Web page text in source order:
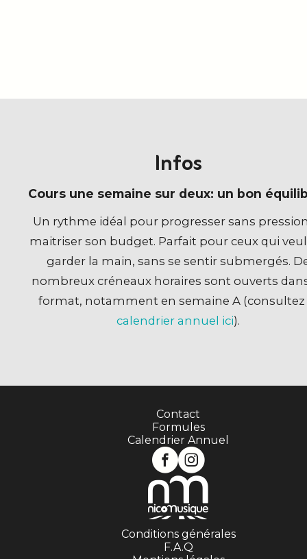
Infos
Cours une semaine sur deux: un bon
Un rythme idéal pour progresser sans
maitriser son budget. Parfait pour ceux qui
garder la main, sans se sentir submergés.
nombreux créneaux horaires sont ouverts
format, notamment en semaine A (consultez
calendrier annuel ici).
Contact
Formules
Calendrier Annuel
Conditions générales
F.A.Q